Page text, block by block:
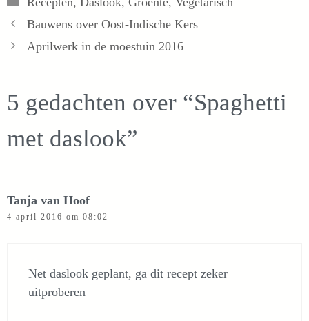
Bauwens over Oost-Indische Kers
Aprilwerk in de moestuin 2016
5 gedachten over “Spaghetti
met daslook”
Tanja van Hoof
4 april 2016 om 08:02
Net daslook geplant, ga dit recept zeker
uitproberen